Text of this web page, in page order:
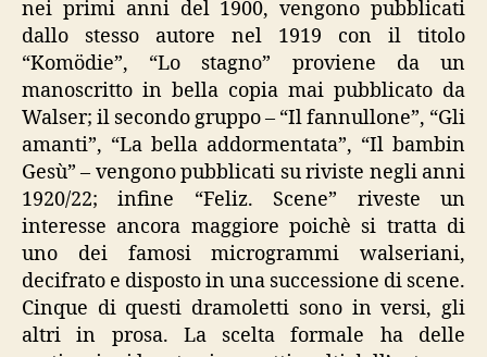
nei primi anni del 1900, vengono pubblicati
dallo stesso autore nel 1919 con il titolo
“Komödie”, “Lo stagno” proviene da un
manoscritto in bella copia mai pubblicato da
Walser; il secondo gruppo – “Il fannullone”, “Gli
amanti”, “La bella addormentata”, “Il bambin
Gesù” – vengono pubblicati su riviste negli anni
1920/22; infine “Feliz. Scene” riveste un
interesse ancora maggiore poichè si tratta di
uno dei famosi microgrammi walseriani,
decifrato e disposto in una successione di scene.
Cinque di questi dramoletti sono in versi, gli
altri in prosa. La scelta formale ha delle